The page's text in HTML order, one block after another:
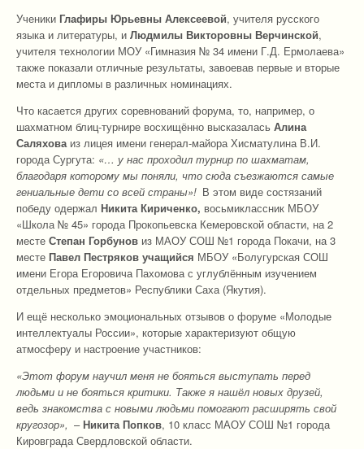
Ученики Глафиры Юрьевны Алексеевой, учителя русского
языка и литературы, и Людмилы Викторовны Верчинской,
учителя технологии МОУ «Гимназия № 34 имени Г.Д. Ермолаева»
также показали отличные результаты, завоевав первые и вторые
места и дипломы в различных номинациях.
Что касается других соревнований форума, то, например, о
шахматном блиц-турнире восхищённо высказалась Алина
Саляхова из лицея имени генерал-майора Хисматулина В.И.
города Сургута: «… у нас проходил турнир по шахматам,
благодаря которому мы поняли, что сюда съезжаются самые
гениальные дети со всей страны»! В этом виде состязаний
победу одержал Никита Кириченко, восьмиклассник МБОУ
«Школа № 45» города Прокопьевска Кемеровской области, на 2
месте Степан Горбунов из МАОУ СОШ №1 города Покачи, на 3
месте Павел Пестряков учащийся МБОУ «Болугурская СОШ
имени Егора Егоровича Пахомова с углублённым изучением
отдельных предметов» Республики Саха (Якутия).
И ещё несколько эмоциональных отзывов о форуме «Молодые
интеллектуалы России», которые характеризуют общую
атмосферу и настроение участников:
«Этот форум научил меня не бояться выступать перед
людьми и не бояться критики. Также я нашёл новых друзей,
ведь знакомства с новыми людьми помогают расширять свой
кругозор», – Никита Попков, 10 класс МАОУ СОШ №1 города
Кировграда Свердловской области.